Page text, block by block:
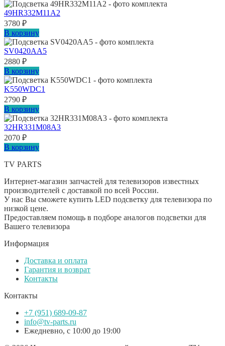
49HR332M11A2
3780 ₽
В корзину
SV0420AA5
2880 ₽
В корзину
K550WDC1
2790 ₽
В корзину
32HR331M08A3
2070 ₽
В корзину
TV PARTS
Интернет-магазин запчастей для телевизоров известных
производителей с доставкой по всей России.
У нас Вы сможете купить LED подсветку для телевизора по
низкой цене.
Предоставляем помощь в подборе аналогов подсветки для
Вашего телевизора
Информация
Доставка и оплата
Гарантия и возврат
Контакты
Контакты
+7 (951) 689-09-87
info@tv-parts.ru
Ежедневно, с 10:00 до 19:00